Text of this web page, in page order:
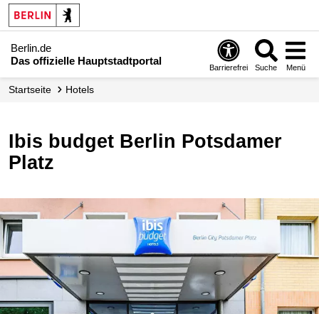
Berlin.de
Das offizielle Hauptstadtportal
Barrierefrei Suche Menü
Startseite Hotels
ibis budget Berlin Potsdamer
Platz